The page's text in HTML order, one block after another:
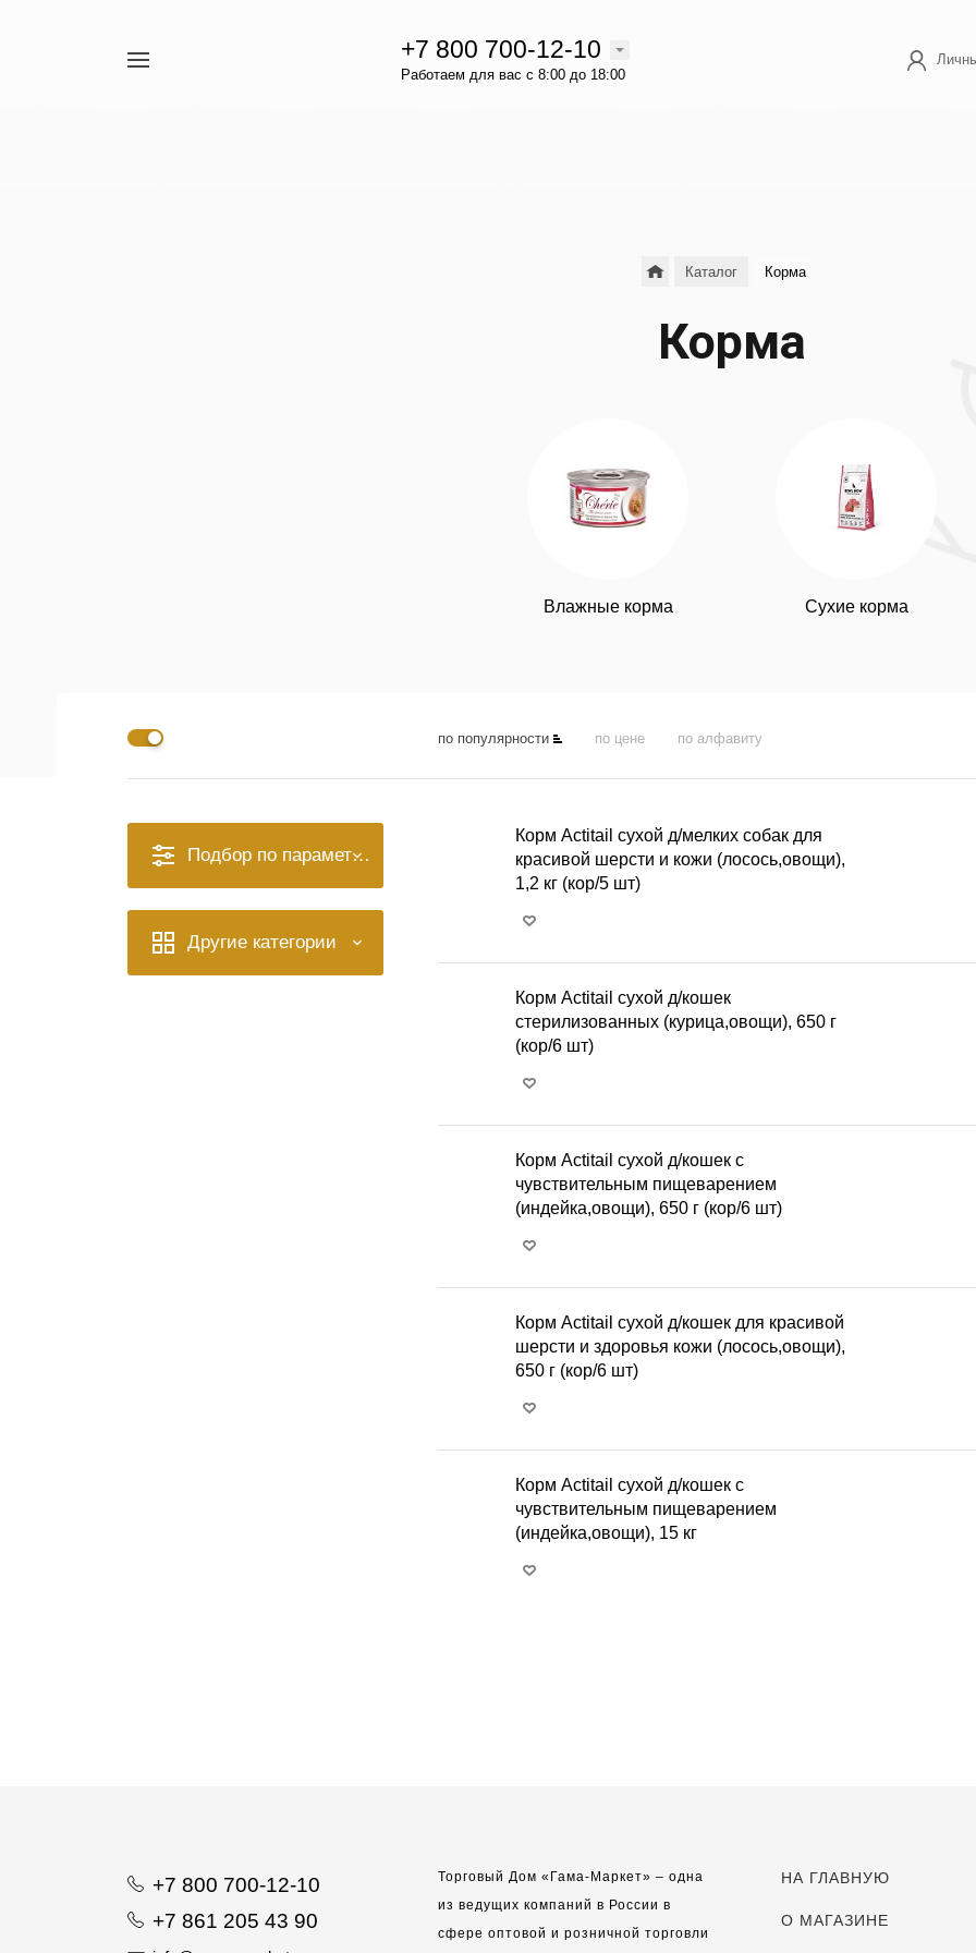
+7 800 700-12-10
Работаем для вас с 8:00 до 18:00
Каталог Корма
Корма
Влажные корма Сухие корма
по популярности по цене по алфавиту
Подбор по параметрам
Другие категории
Корм Actitail сухой д/мелких собак для
красивой шерсти и кожи (лосось,овощи),
1,2 кг (кор/5 шт)
Корм Actitail сухой д/кошек
стерилизованных (курица,овощи), 650 г
(кор/6 шт)
Корм Actitail сухой д/кошек с
чувствительным пищеварением
(индейка,овощи), 650 г (кор/6 шт)
Корм Actitail сухой д/кошек для красивой
шерсти и здоровья кожи (лосось,овощи),
650 г (кор/6 шт)
Корм Actitail сухой д/кошек с
чувствительным пищеварением
(индейка,овощи), 15 кг
+7 800 700-12-10
+7 861 205 43 90
Торговый Дом «Гама-Маркет» – одна
из ведущих компаний в России в
сфере оптовой и розничной торговли
НА ГЛАВНУЮ
О МАГАЗИНЕ